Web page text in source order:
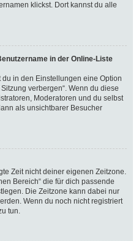
klickst. Dort kannst du alle
in der Online-Liste
in den Einstellungen eine Option
verbergen“. Wenn du diese
Moderatoren und du selbst
als unsichtbarer Besucher
Zeit nicht deiner eigenen Zeitzone.
Bereich“ die für dich passende
Die Zeitzone kann dabei nur
Wenn du noch nicht registriert
tun.